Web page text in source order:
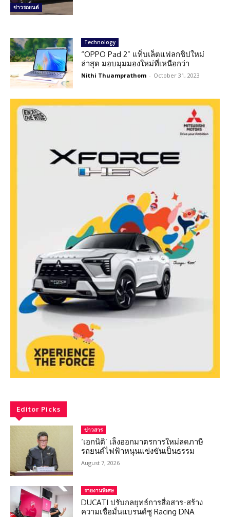
ข่าวรถยนต์
Technology
“OPPO Pad 2” แท็บเล็ตแฟลกชิปใหม่
ล่าสุด มอบมุมมองใหม่ที่เหนือกว่า
Nithi Thuamprathom - October 31, 2023
Editor Picks
ข่าวสาร
‘เอกนิติ’ เล็งออกมาตรการใหม่ลดภาษี
รถยนต์ไฟฟ้าหนุนแข่งขันเป็นธรรม
August 7, 2026
รายงานพิเศษ
DUCATI ปรับกลยุทธ์การสื่อสาร-สร้าง
ความเชื่อมั่นแบรนด์ชู Racing DNA